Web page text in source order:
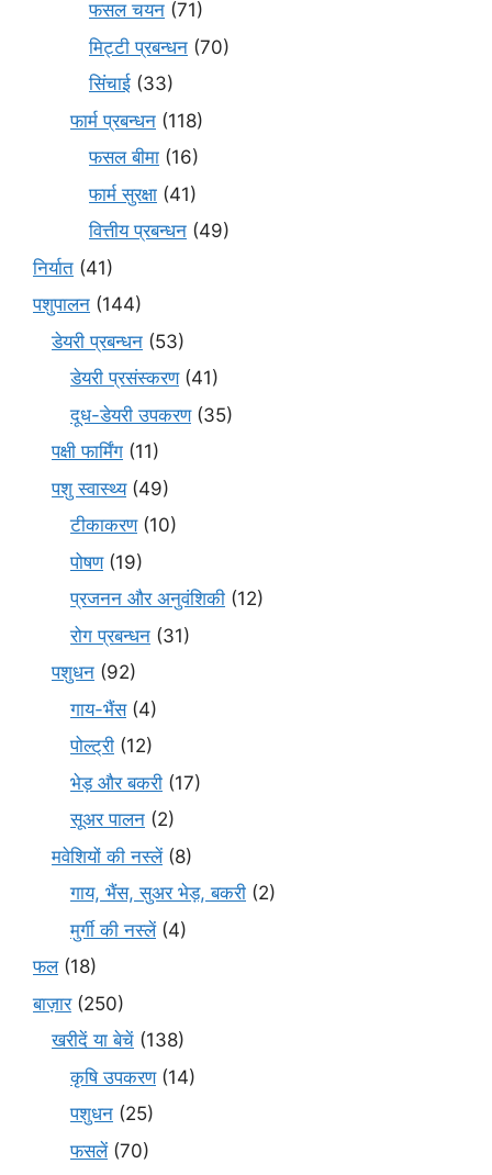
फसल चयन (71)
मि‌ट्टी प्रबन्धन (70)
सिंचाई (33)
फार्म प्रबन्धन (118)
फसल बीमा (16)
फार्म सुरक्षा (41)
वित्तीय प्रबन्धन (49)
निर्यात (41)
पशुपालन (144)
डेयरी प्रबन्धन (53)
डेयरी प्रसंस्करण(41)
दूध-डेयरी उपकरण(35)
पक्षी फार्मिंग (11)
पशु स्वास्थ्य(49)
टीकाकरण(10)
पोषण(19)
प्रजनन और अनुवंशिकी (12)
रोग प्रबन्धन (31)
पशुधन (92)
गाय-भैंस(4)
पोल्ट्री (12)
भेड़ और बकरी (17)
सूअर पालन (2)
मवेशियों की नस्लें(8)
गाय, भैंस, सुअर भेड़, बकरी (2)
मुर्गी की नस्लें(4)
फल(18)
बाज़ार(250)
खरीदें या बेचें (138)
कृषि उपकरण(14)
पशुधन (25)
फसलें(70)